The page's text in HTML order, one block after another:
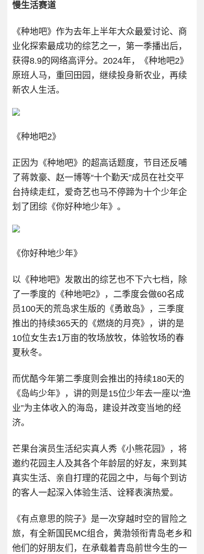
慢生活赛道
《种地吧》作为去年上半年大众最爱讨论、商
业化探索最成功的综艺之一，第一季播出后，
获得8.9的网络高评分。2024年，《种地吧2》
原班人马，重回田园，继续投身新农业，再续
新农人生活。
《种地吧2》
正因为《种地吧》的超高话题度，节目还反哺
了蒋敦豪、赵一博等“十个勤天”成员在社交平
台持续走红，爱奇艺也马不停蹄为十个少年企
划了团综《你好种地少年》。
《你好种地少年》
以《种地吧》发散出的综艺也不下六七档，除
了一季度的《种地吧2》，二季度会做60名成
员100天的荒岛求生版的《勇敢岛》，三季度
推出的持续365天的《燃烧的月亮》，讲的是
10位女生去1万亩的牧场放牧，体验牧场的春
夏秋冬。
而优酷今年第二季度则会推出的持续180天的
《岛屿少年》，讲的则是15位少年去一座以“渔
业”为主体收入的海岛，建设并改变当地的经
济。
芒果台演员生活纪实真人秀《小熊花园》，将
邀约花园主人及其各个年龄层的好友，来到其
真实生活、亲自打理的花园之中，与每个到访
的客人一起深入体验生活、诠释表演热爱。
《有点意思的院子》是一次穿越时空的冒险之
旅，有全新国民MC组合，黄渤领衔青岛老乡和
他们的好朋友们，在承载着青岛前世今生的一